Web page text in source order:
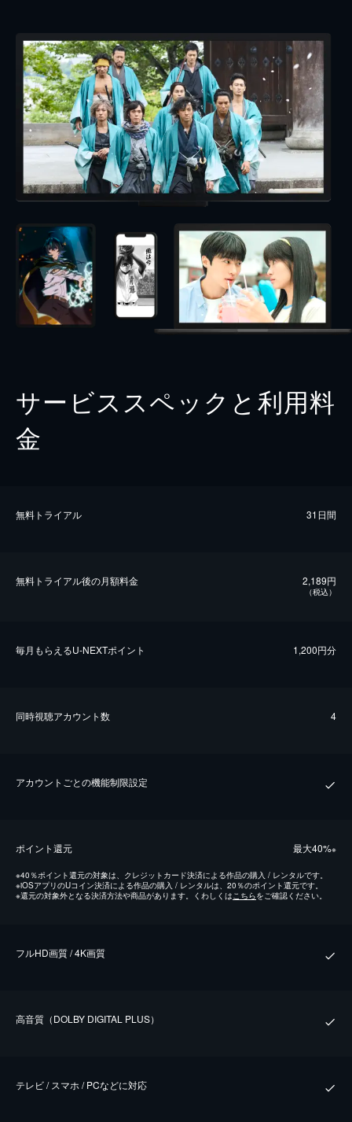
サービススペックと利用料
金
無料トライアル 31日間
無料トライアル後の⽉額料金 2,189円
（税込）
毎⽉もらえるU-NEXTポイント 1,200円分
同時視聴アカウント数 4
アカウントごとの機能制限設定
ポイント還元 最⼤40%※
※40％ポイント還元の対象は、クレジットカード決済による作品の購入 / レンタルです。
※iOSアプリのUコイン決済による作品の購入 / レンタルは、20％のポイント還元です。
※還元の対象外となる決済方法や商品があります。くわしくはこちらをご確認ください。
フルHD画質 / 4K画質
⾼⾳質（DOLBY DIGITAL PLUS）
テレビ / スマホ / PCなどに対応